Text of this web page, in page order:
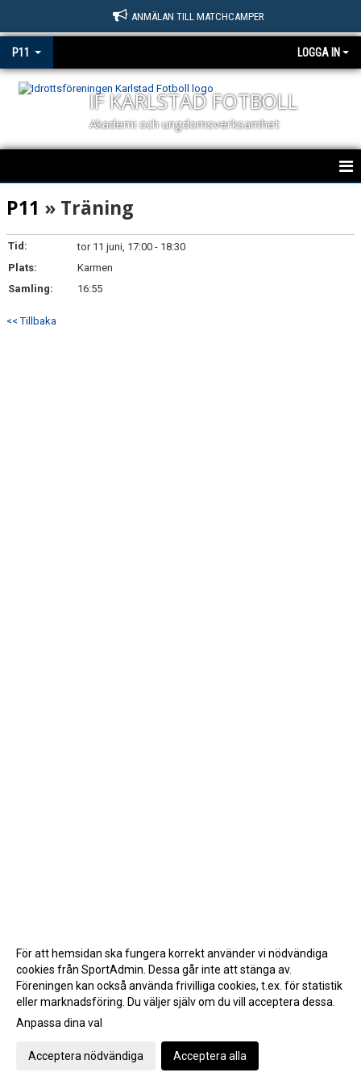
ANMÄLAN TILL MATCHCAMPER
P11 LOGGA IN
IF KARLSTAD FOTBOLL
Akademi och ungdomsverksamhet
HEM
NYHETER
KALENDER
P11 » Träning
Tid:
tor 11 juni, 17:00 - 18:30
Plats:
Karmen
Samling:
16:55
<< Tillbaka
Gå till Webbversion
För att hemsidan ska fungera korrekt använder vi nödvändiga
cookies från SportAdmin. Dessa går inte att stänga av.
Föreningen kan också använda frivilliga cookies, t.ex. för statistik
eller marknadsföring. Du väljer själv om du vill acceptera dessa.
Anpassa dina val
Acceptera nödvändiga Acceptera alla